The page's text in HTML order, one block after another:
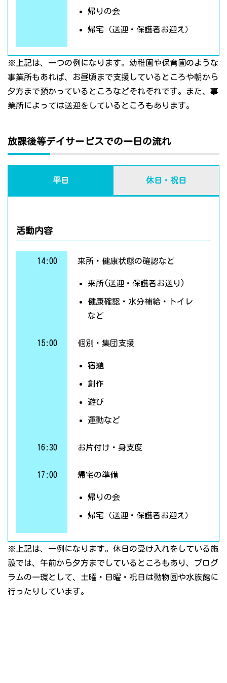
帰りの会
帰宅（送迎・保護者お迎え）
※上記は、一つの例になります。幼稚園や保育園のような
事業所もあれば、お昼頃まで支援しているところや朝から
夕方まで預かっているところなどそれぞれです。また、事
業所によっては送迎をしているところもあります。
放課後等デイサービスでの一日の流れ
平日 休日・祝日
活動内容
14:00 来所・健康状態の確認など
来所(送迎・保護者お送り)
健康確認・水分補給・トイレ
など
15:00 個別・集団支援
宿題
創作
遊び
運動など
16:30 お片付け・身支度
17:00 帰宅の準備
帰りの会
帰宅（送迎・保護者お迎え）
※上記は、一例になります。休日の受け入れをしている施
設では、午前から夕方までしているところもあり、プログ
ラムの一環として、土曜・日曜・祝日は動物園や水族館に
行ったりしています。